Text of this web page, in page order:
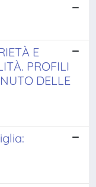
E
PROFILI
DELLE